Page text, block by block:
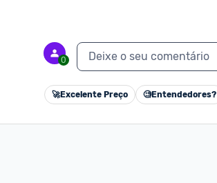
0 Deixe o seu comentário
🚀Excelente Preço 🧐Entendedores?